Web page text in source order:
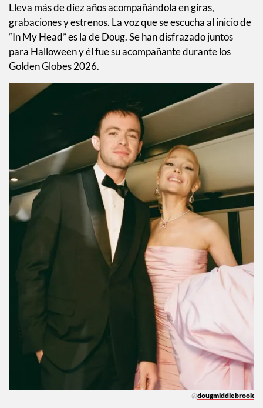
Lleva más de diez años acompañándola en giras,
grabaciones y estrenos. La voz que se escucha al inicio de
“In My Head” es la de Doug. Se han disfrazado juntos
para Halloween y él fue su acompañante durante los
Golden Globes 2026.
@dougmiddlebrook